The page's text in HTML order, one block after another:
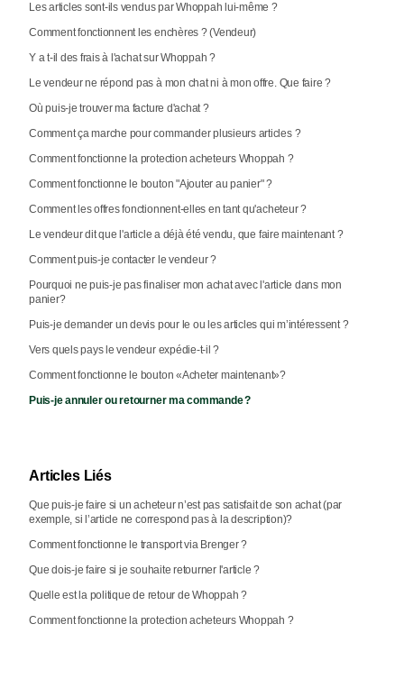
Les articles sont-ils vendus par Whoppah lui-même ?
Comment fonctionnent les enchères ? (Vendeur)
Y a t-il des frais à l'achat sur Whoppah ?
Le vendeur ne répond pas à mon chat ni à mon offre. Que faire ?
Où puis-je trouver ma facture d'achat ?
Comment ça marche pour commander plusieurs articles ?
Comment fonctionne la protection acheteurs Whoppah ?
Comment fonctionne le bouton "Ajouter au panier" ?
Comment les offres fonctionnent-elles en tant qu'acheteur ?
Le vendeur dit que l'article a déjà été vendu, que faire maintenant ?
Comment puis-je contacter le vendeur ?
Pourquoi ne puis-je pas finaliser mon achat avec l'article dans mon
panier?
Puis-je demander un devis pour le ou les articles qui m’intéressent ?
Vers quels pays le vendeur expédie-t-il ?
Comment fonctionne le bouton «Acheter maintenant»?
Puis‑je annuler ou retourner ma commande ?
Articles Liés
Que puis-je faire si un acheteur n’est pas satisfait de son achat (par
exemple, si l’article ne correspond pas à la description)?
Comment fonctionne le transport via Brenger ?
Que dois-je faire si je souhaite retourner l'article ?
Quelle est la politique de retour de Whoppah ?
Comment fonctionne la protection acheteurs Whoppah ?